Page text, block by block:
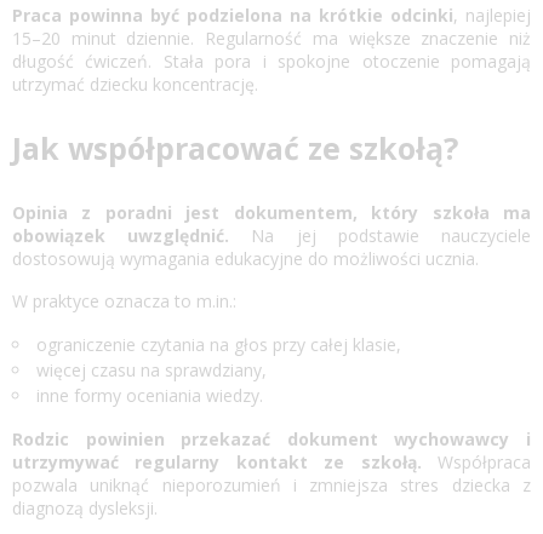
Praca powinna być podzielona na krótkie odcinki, najlepiej
15–20 minut dziennie. Regularność ma większe znaczenie niż
długość ćwiczeń. Stała pora i spokojne otoczenie pomagają
utrzymać dziecku koncentrację.
Jak współpracować ze szkołą?
Opinia z poradni jest dokumentem, który szkoła ma
obowiązek uwzględnić. Na jej podstawie nauczyciele
dostosowują wymagania edukacyjne do możliwości ucznia.
W praktyce oznacza to m.in.:
ograniczenie czytania na głos przy całej klasie,
więcej czasu na sprawdziany,
inne formy oceniania wiedzy.
Rodzic powinien przekazać dokument wychowawcy i
utrzymywać regularny kontakt ze szkołą. Współpraca
pozwala uniknąć nieporozumień i zmniejsza stres dziecka z
diagnozą dysleksji.